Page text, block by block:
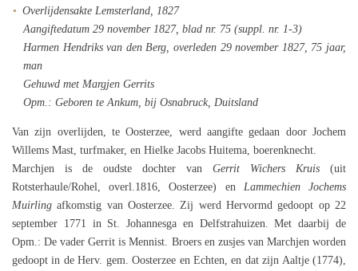
Overlijdensakte Lemsterland, 1827
Aangiftedatum 29 november 1827, blad nr. 75 (suppl. nr. 1-3)
Harmen Hendriks van den Berg, overleden 29 november 1827, 75 jaar,
man
Gehuwd met Margjen Gerrits
Opm.: Geboren te Ankum, bij Osnabruck, Duitsland
Van zijn overlijden, te Oosterzee, werd aangifte gedaan door Jochem
Willems Mast, turfmaker, en Hielke Jacobs Huitema, boerenknecht.
Marchjen is de oudste dochter van Gerrit Wichers Kruis (uit
Rotsterhaule/Rohel, overl.1816, Oosterzee) en Lammechien Jochems
Muirling afkomstig van Oosterzee. Zij werd Hervormd gedoopt op 22
september 1771 in St. Johannesga en Delfstrahuizen. Met daarbij de
Opm.: De vader Gerrit is Mennist. Broers en zusjes van Marchjen worden
gedoopt in de Herv. gem. Oosterzee en Echten, en dat zijn Aaltje (1774),